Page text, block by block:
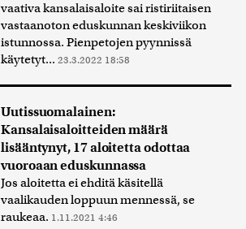
vaativa kansalaisaloite sai ristiriitaisen
vastaanoton eduskunnan keskiviikon
istunnossa. Pienpetojen pyynnissä
käytetyt... 23.3.2022 18:58
Uutissuomalainen:
Kansalaisaloitteiden määrä
lisääntynyt, 17 aloitetta odottaa
vuoroaan eduskunnassa
Jos aloitetta ei ehditä käsitellä
vaalikauden loppuun mennessä, se
raukeaa. 1.11.2021 4:46